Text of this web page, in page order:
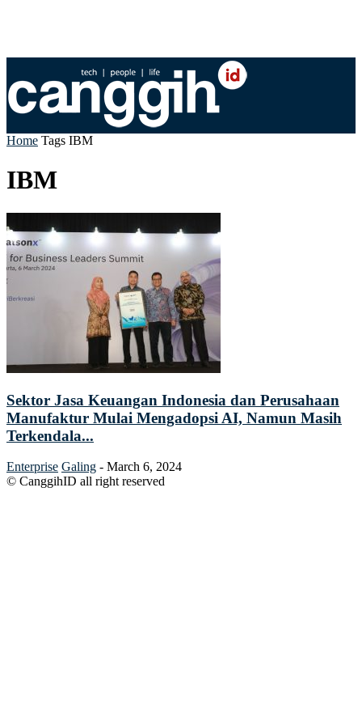
Home Tags IBM
IBM
Sektor Jasa Keuangan Indonesia dan Perusahaan
Manufaktur Mulai Mengadopsi AI, Namun Masih
Terkendala...
Enterprise Galing - March 6, 2024
© CanggihID all right reserved